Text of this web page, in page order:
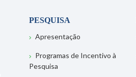
PESQUISA
Apresentação
Programas de Incentivo à
Pesquisa